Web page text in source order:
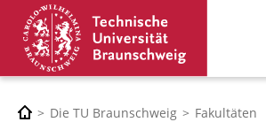
Die TU Braunschweig
Fakultäten